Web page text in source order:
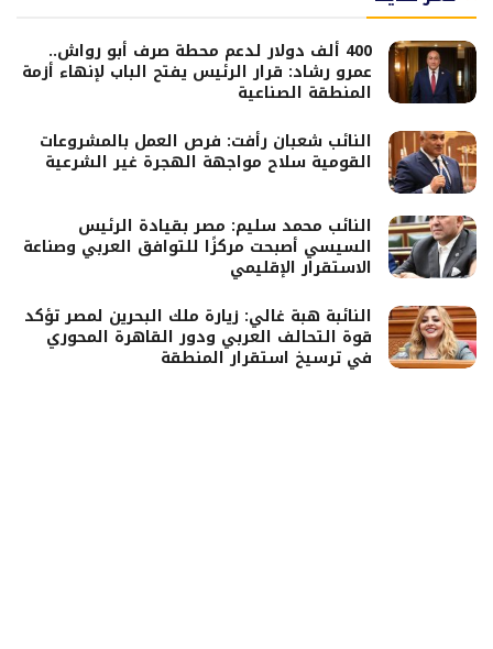
400 ألف دولار لدعم محطة صرف أبو رواش..
عمرو رشاد: قرار الرئيس يفتح الباب لإنهاء أزمة
المنطقة الصناعية
النائب شعبان رأفت: فرص العمل بالمشروعات
القومية سلاح مواجهة الهجرة غير الشرعية
النائب محمد سليم: مصر بقيادة الرئيس
السيسي أصبحت مركزًا للتوافق العربي وصناعة
الاستقرار الإقليمي
النائبة هبة غالي: زيارة ملك البحرين لمصر تؤكد
قوة التحالف العربي ودور القاهرة المحوري
في ترسيخ استقرار المنطقة